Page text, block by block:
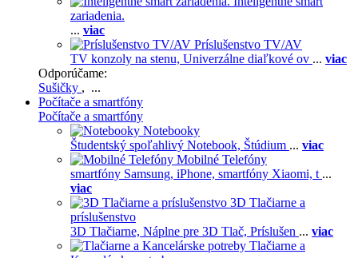
zariadenia.
... viac
Príslušenstvo TV/AV
TV konzoly na stenu, Univerzálne diaľkové ov ... viac
Odporúčame:
Sušičky , ...
Počítače a smartfóny
Počítače a smartfóny
Notebooky
Študentský spoľahlivý Notebook, Štúdium ... viac
Mobilné Telefóny
smartfóny Samsung, iPhone, smartfóny Xiaomi, t ...
viac
3D Tlačiarne a
príslušenstvo
3D Tlačiarne, Náplne pre 3D Tlač, Príslušen ... viac
Tlačiarne a